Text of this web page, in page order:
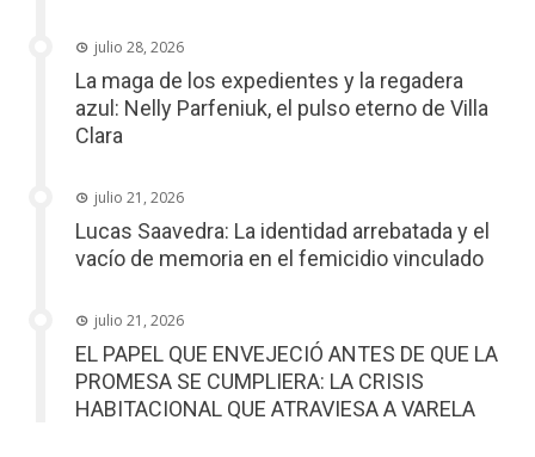
julio 28, 2026
La maga de los expedientes y la regadera
azul: Nelly Parfeniuk, el pulso eterno de Villa
Clara
julio 21, 2026
Lucas Saavedra: La identidad arrebatada y el
vacío de memoria en el femicidio vinculado
julio 21, 2026
EL PAPEL QUE ENVEJECIÓ ANTES DE QUE LA
PROMESA SE CUMPLIERA: LA CRISIS
HABITACIONAL QUE ATRAVIESA A VARELA